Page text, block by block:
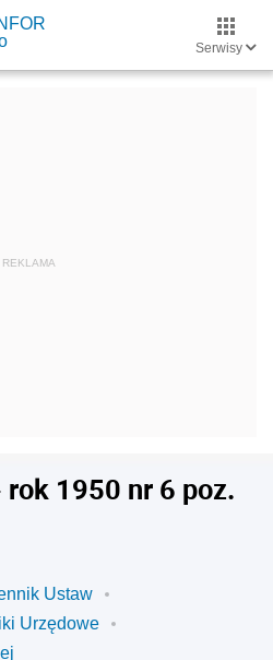
Serwisy
1950 nr 6 poz.
Ustaw
Urzędowe